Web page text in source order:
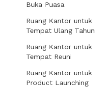
Buka Puasa
Ruang Kantor untuk
Tempat Ulang Tahun
Ruang Kantor untuk
Tempat Reuni
Ruang Kantor untuk
Product Launching